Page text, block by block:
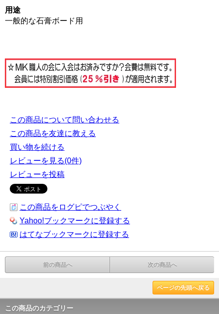
用途
一般的な石膏ボード用
この商品について問い合わせる
この商品を友達に教える
買い物を続ける
レビューを見る(0件)
レビューを投稿
この商品をログピでつぶやく
Yahoo!ブックマークに登録する
はてなブックマークに登録する
前の商品へ 次の商品へ
ページの先頭へ戻る
この商品のカテゴリー